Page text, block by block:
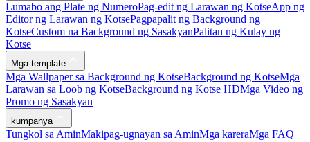
Lumabo ang Plate ng NumeroPag-edit ng Larawan ng KotseApp ng
Editor ng Larawan ng KotsePagpapalit ng Background ng
KotseCustom na Background ng SasakyanPalitan ng Kulay ng
Kotse
Mga template
Mga Wallpaper sa Background ng KotseBackground ng KotseMga
Larawan sa Loob ng KotseBackground ng Kotse HDMga Video ng
Promo ng Sasakyan
kumpanya
Tungkol sa AminMakipag-ugnayan sa AminMga kareraMga FAQ